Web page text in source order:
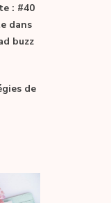
: #40
dans
buzz
de